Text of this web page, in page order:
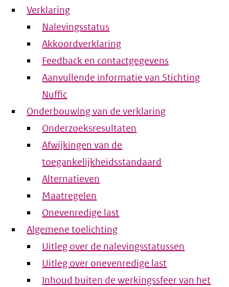
Verklaring
Nalevingsstatus
Akkoordverklaring
Feedback en contactgegevens
Aanvullende informatie van Stichting
Nuffic
Onderbouwing van de verklaring
Onderzoeksresultaten
Afwijkingen van de
toegankelijkheidsstandaard
Alternatieven
Maatregelen
Onevenredige last
Algemene toelichting
Uitleg over de nalevingsstatussen
Uitleg over onevenredige last
Inhoud buiten de werkingssfeer van het